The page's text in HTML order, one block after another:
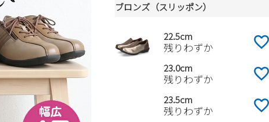
ブロンズ（スリッポン）
22.5cm
残りわずか
23.0cm
残りわずか
23.5cm
残りわずか